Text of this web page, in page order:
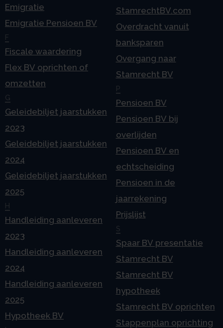
Emigratie
Emigratie Pensioen BV
F
Fiscale waardering
Flex BV oprichten of
omzetten
G
Geleidebiljet jaarstukken
2023
Geleidebiljet jaarstukken
2024
Geleidebiljet jaarstukken
2025
H
Handleiding aanleveren
2023
Handleiding aanleveren
2024
Handleiding aanleveren
2025
Hypotheek BV
StamrechtBV.com
Overdracht vanuit
banksparen
Overgang naar
Stamrecht BV
P
Pensioen BV
Pensioen BV bij
overlijden
Pensioen BV en
echtscheiding
Pensioen in de
jaarrekening
Prijslijst
S
Spaar BV presentatie
Stamrecht BV
Stamrecht BV
hypotheek
Stamrecht BV oprichten
Stappenplan oprichting